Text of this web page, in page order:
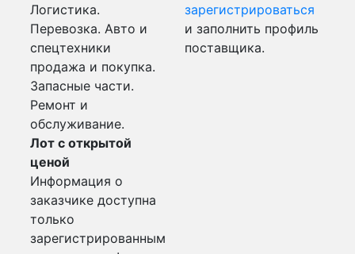
Логистика.
Перевозка. Авто и
спецтехники
продажа и покупка.
Запасные части.
Ремонт и
обслуживание.
Лот с открытой
ценой
Информация о
заказчике доступна
только
зарегистрированным
зарегистрироваться
и заполнить профиль
поставщика.